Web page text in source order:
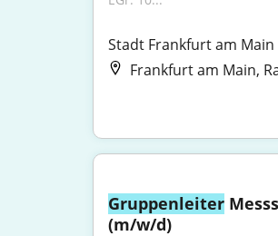
Stadt Frankfurt am Main
Frankfurt am Main,
Gruppenleiter
(m/w/d)